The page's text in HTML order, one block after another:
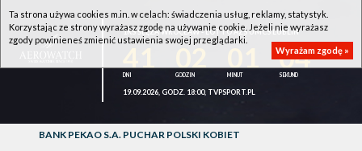
1KS ŚLĘZA WROCŁAW - LOTTO AZS UMCS LUBLIN
04
19.09.2026, GODZ. 18:00, TVPSPORT.PL
BANK PEKAO S.A. PUCHAR POLSKI KOBIET
Ta strona używa cookies m.in. w celach: świadczenia usług, reklamy, statystyk.
Korzystając ze strony wyrażasz zgodę na używanie cookie. Jeżeli nie wyrażasz
zgody powinieneś zmienić ustawienia swojej przeglądarki.
Wyrażam zgodę »